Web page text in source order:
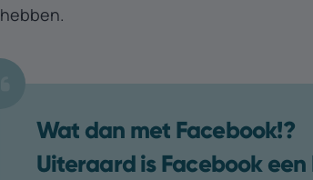
hebben.
Wat dan met Facebook!?
Uiteraard is Facebook